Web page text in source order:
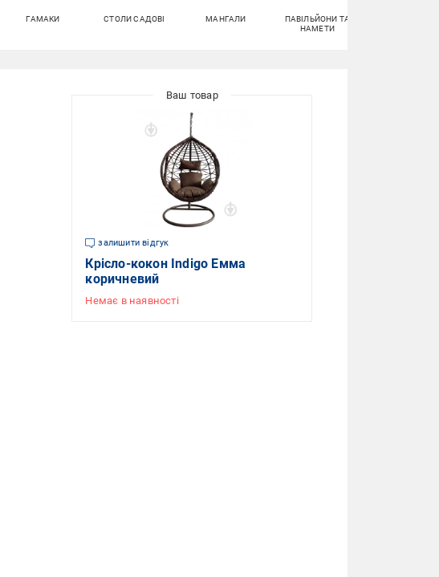
ГАМАКИ СТОЛИ САДОВІ МАНГАЛИ
ПАВІЛЬЙОНИ ТА
НАМЕТИ
залишити відгук
Крісло-кокон Indigo Емма
коричневий
Немає в наявності